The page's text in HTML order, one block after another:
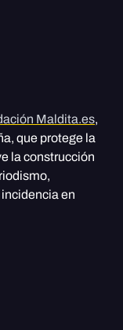
Maldita.es,
que protege la
la construcción
en